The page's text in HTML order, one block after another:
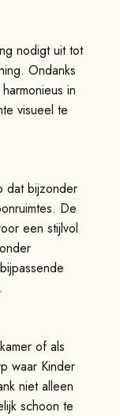
nodigt uit tot
Ondanks
in
visueel te
dat bijzonder
De
een stijlvol
of als
waar Kinder
niet alleen
schoon te